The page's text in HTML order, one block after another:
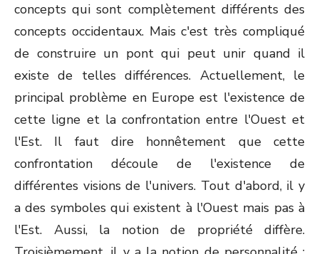
concepts qui sont complètement différents des
concepts occidentaux. Mais c'est très compliqué
de construire un pont qui peut unir quand il
existe de telles différences. Actuellement, le
principal problème en Europe est l'existence de
cette ligne et la confrontation entre l'Ouest et
l'Est. Il faut dire honnêtement que cette
confrontation découle de l'existence de
différentes visions de l'univers. Tout d'abord, il y
a des symboles qui existent à l'Ouest mais pas à
l'Est. Aussi, la notion de propriété diffère.